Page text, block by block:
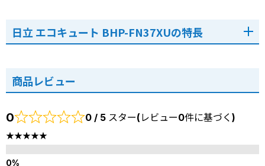
日立 エコキュート BHP-FN37XUの特長
商品レビュー
0 0 / 5 スター(レビュー0件に基づく)
★★★★★